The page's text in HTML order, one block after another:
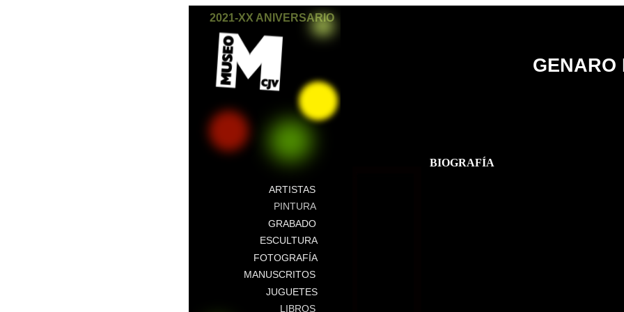
2021-XX ANIVERSARIO
ARTISTAS
PINTURA
GRABADO
ESCULTURA
FOTOGRAFÍA
MANUSCRITOS
JUGUETES
LIBROS
GENARO
BIOGRAFÍA